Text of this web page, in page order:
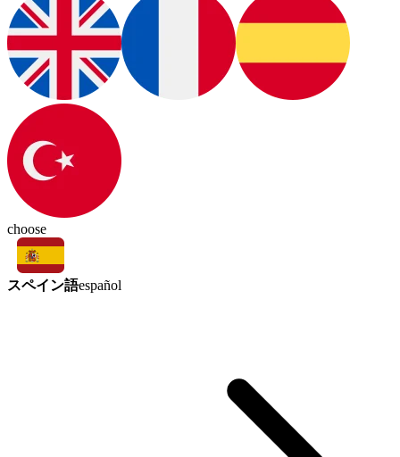
choose
スペイン語español